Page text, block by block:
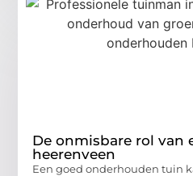
De onmisbare rol van
heerenveen
Een goed onderhouden tuin